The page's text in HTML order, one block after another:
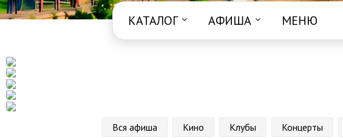
КАТАЛОГ АФИША МЕНЮ
Вся афиша Кино Клубы Концерты